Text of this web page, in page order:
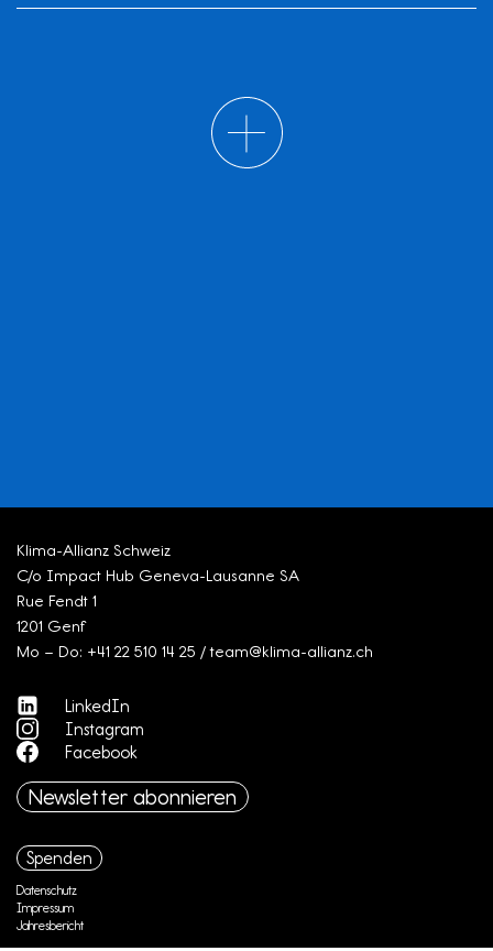
Klima-Allianz Schweiz
C/o Impact Hub Geneva-Lausanne SA
Rue Fendt 1
1201 Genf
Mo – Do: +41 22 510 14 25 / team@klima-allianz.ch
LinkedIn
Instagram
Facebook
Newsletter abonnieren
Spenden
Datenschutz
Impressum
Jahresbericht